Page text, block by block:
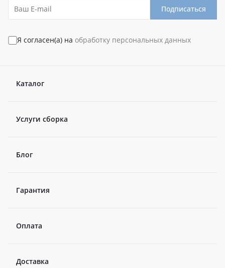
Подписаться
Я согласен(а) на обработку персональных данных
Каталог
Услуги сборка
Блог
Гарантия
Оплата
Доставка